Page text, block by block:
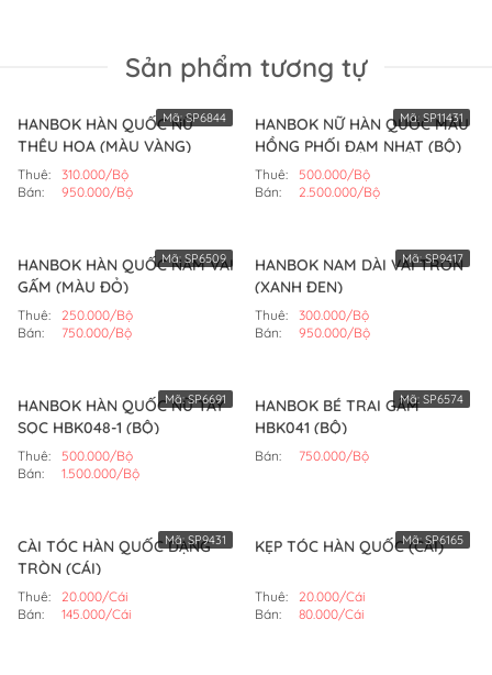
Sản phẩm tương tự
HANBOK HÀN QUỐC NỮ
THÊU HOA (MÀU VÀNG)
Thuê:
310.000/Bộ
Bán:
950.000/Bộ
Mã:SP6844
HANBOK NỮ HÀN QUỐC MÀU
HỒNG PHỐI ĐẠM NHẠT (BỘ)
Thuê:
500.000/Bộ
Bán:
2.500.000/Bộ
Mã:SP11431
HANBOK HÀN QUỐC NAM VẢI
GẤM (MÀU ĐỎ)
Thuê:
250.000/Bộ
Bán:
750.000/Bộ
Mã: SP6509
HANBOK NAM DÀI VẢI TRƠN
(XANH ĐEN)
Thuê:
300.000/Bộ
Bán:
950.000/Bộ
Mã:SP9417
HANBOK HÀN QUỐC NỮ TAY
SỌC HBK048-1 (BỘ)
Thuê:
500.000/Bộ
Bán:
1.500.000/Bộ
Mã:SP6691
HANBOK BÉ TRAI GẤM
HBK041 (BỘ)
Bán: 750.000/Bộ
Mã: SP6574
CÀI TÓC HÀN QUỐC DẠNG
TRÒN (CÁI)
Thuê:
20.000/Cái
Bán:
145.000/Cái
Mã:SP9431 KẸP TÓC HÀN QUỐC (CÁI)
Thuê:
20.000/Cái
Bán:
80.000/Cái
Mã:SP6165